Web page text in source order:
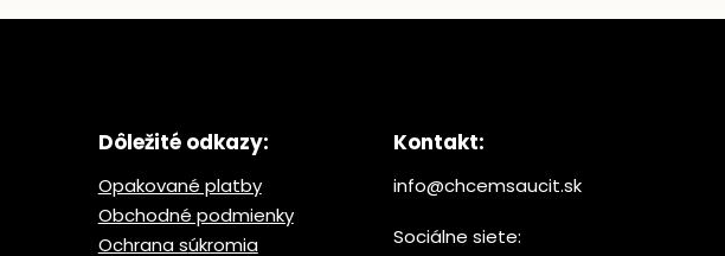
Dôležité odkazy:
Opakované platby
Obchodné podmienky
Ochrana súkromia
Kontakt:
info@chcemsaucit.sk
Sociálne siete: